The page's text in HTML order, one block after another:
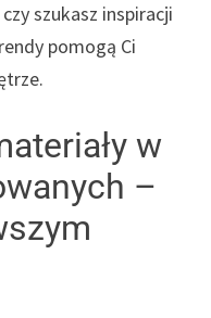
szukasz inspiracji
pomogą Ci
w
–